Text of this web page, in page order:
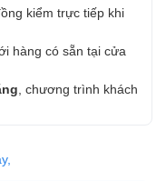
kiểm trực tiếp khi
hàng có sẵn tại cửa
, chương trình khách